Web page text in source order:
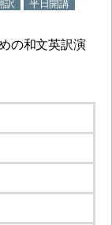
訳
平日開講
の和文英訳演